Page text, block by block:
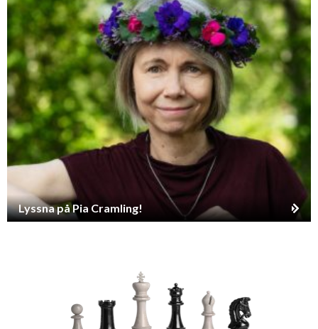
Lyssna på Pia Cramling!